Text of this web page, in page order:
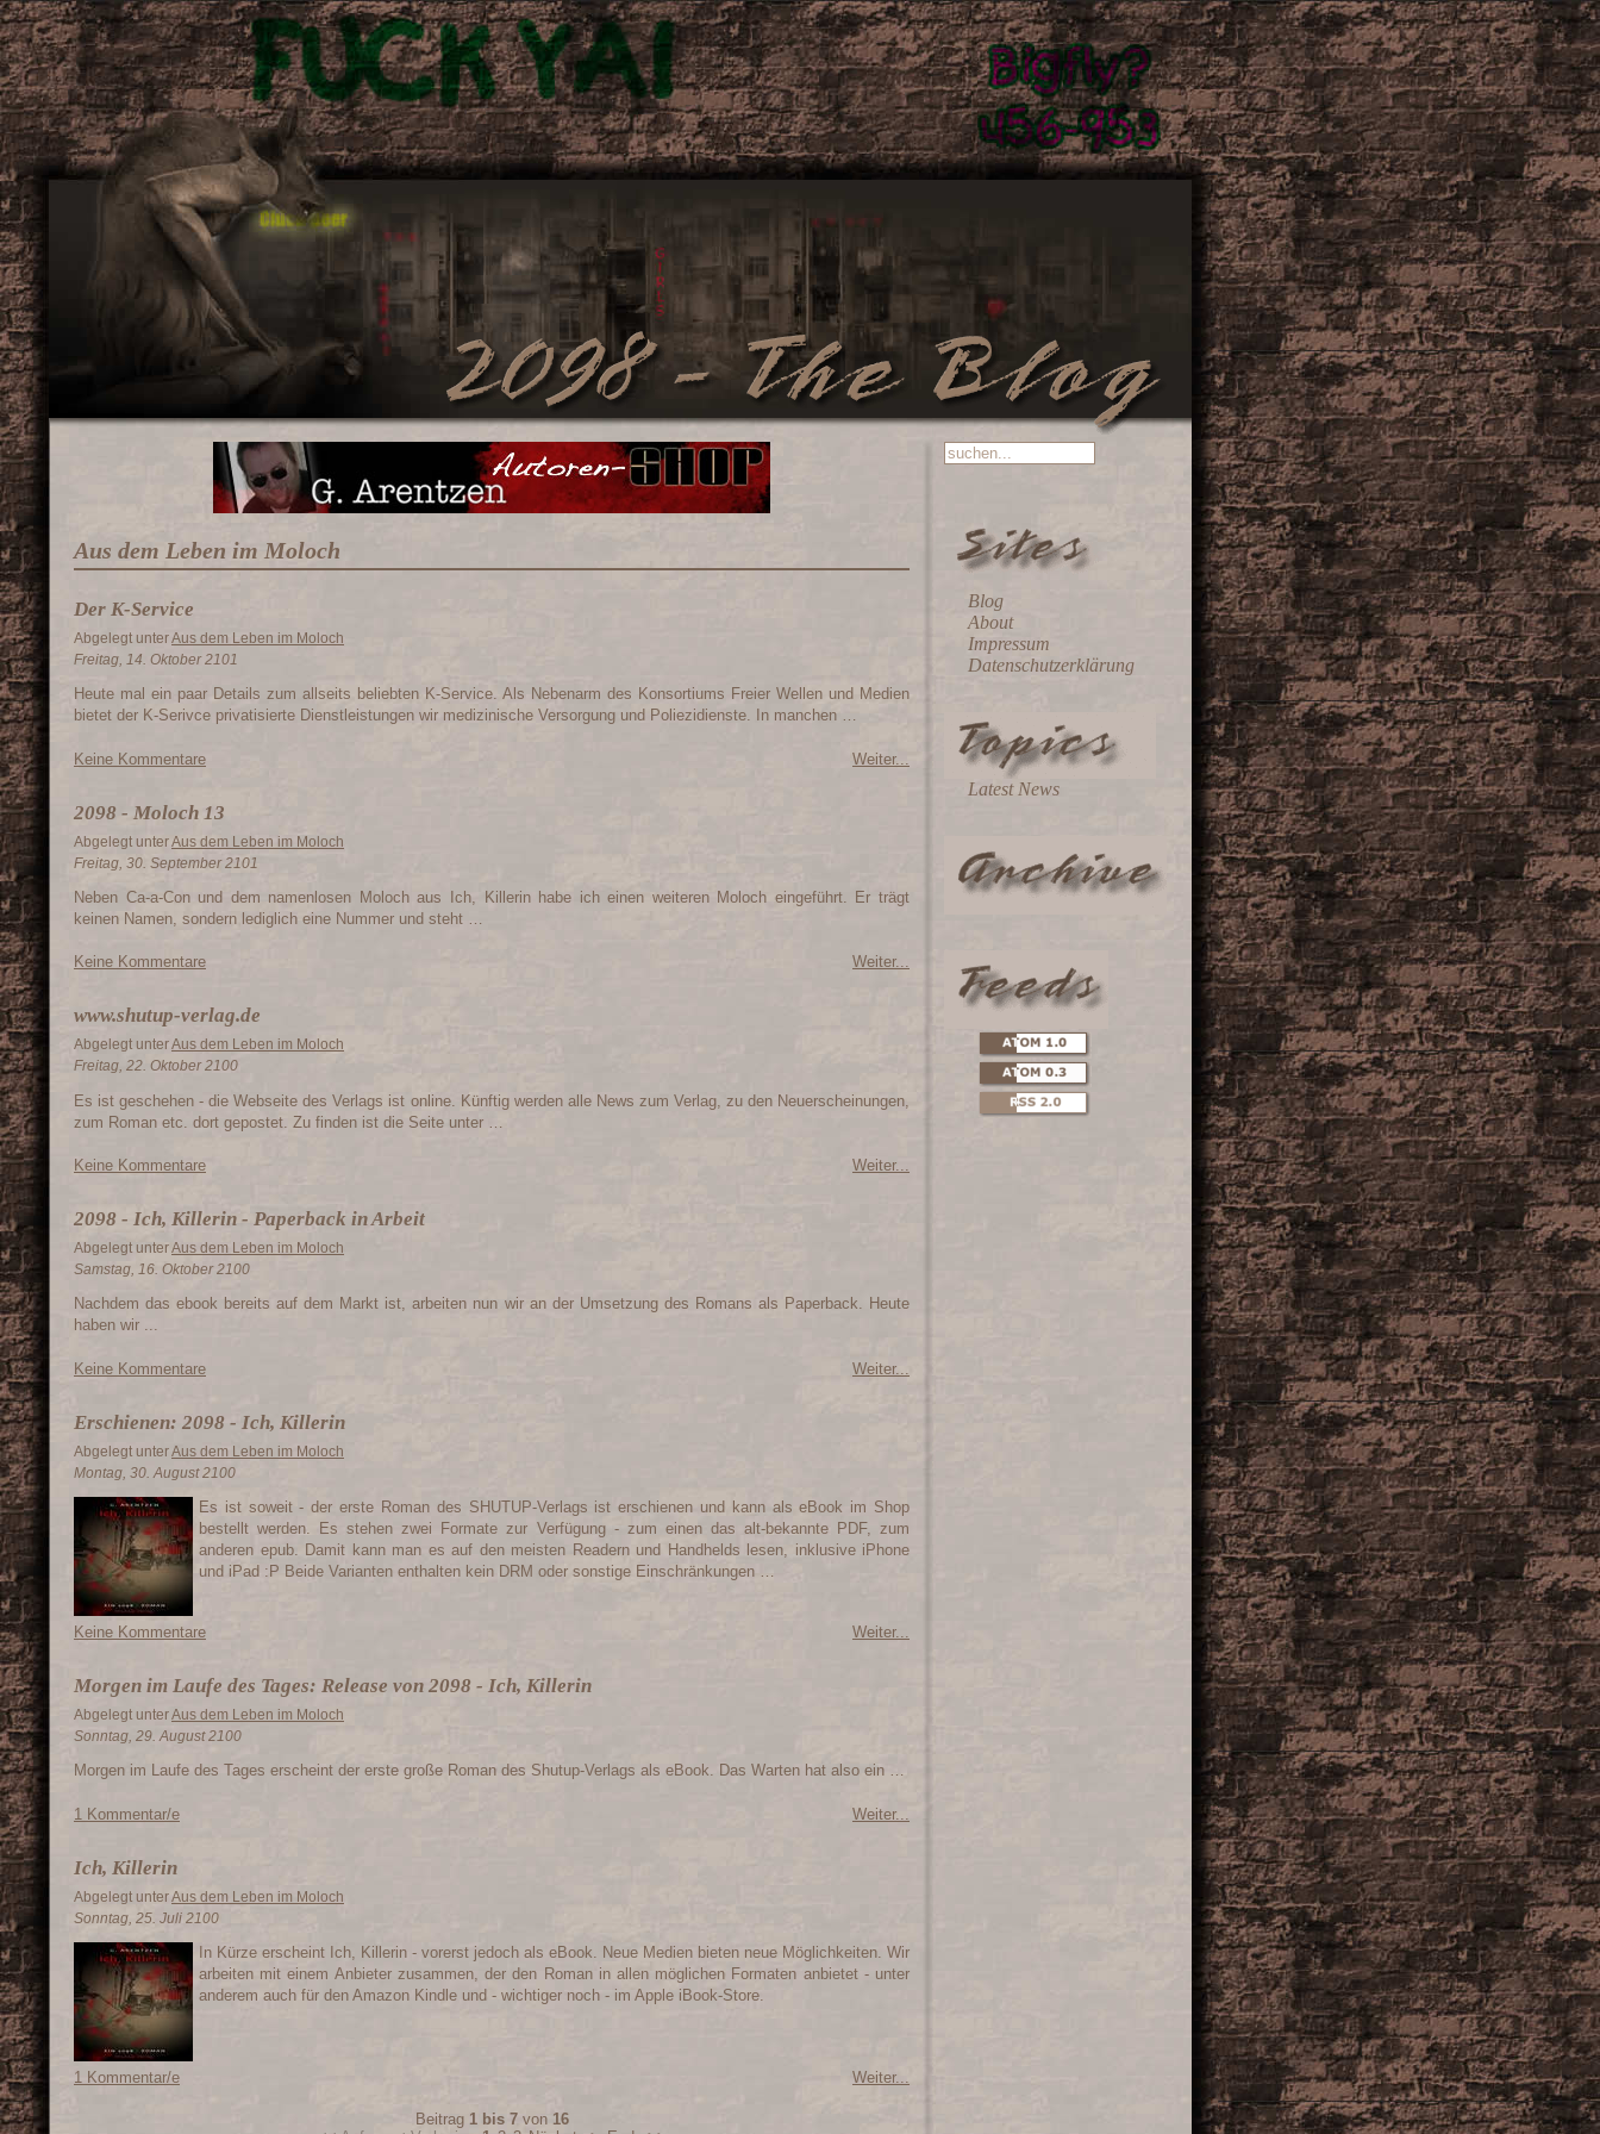
Blog
About
Impressum
Datenschutzerklärung
Latest News
Aus dem Leben im Moloch
Der K-Service
Abgelegt unterAus dem Leben im Moloch
Freitag, 14. Oktober 2101
Heute mal ein paar Details zum allseits beliebten K-Service. Als Nebenarm des Konsortiums Freier Wellen und Medien
bietet der K-Serivce privatisierte Dienstleistungen wir medizinische Versorgung und Poliezidienste. In manchen …
Keine Kommentare Weiter...
2098 - Moloch 13
Abgelegt unterAus dem Leben im Moloch
Freitag, 30. September 2101
Neben Ca-a-Con und dem namenlosen Moloch aus Ich, Killerin habe ich einen weiteren Moloch eingeführt. Er trägt
keinen Namen, sondern lediglich eine Nummer und steht …
Keine Kommentare Weiter...
www.shutup-verlag.de
Abgelegt unterAus dem Leben im Moloch
Freitag, 22. Oktober 2100
Es ist geschehen - die Webseite des Verlags ist online. Künftig werden alle News zum Verlag, zu den Neuerscheinungen,
zum Roman etc. dort gepostet. Zu finden ist die Seite unter …
Keine Kommentare Weiter...
2098 - Ich, Killerin - Paperback in Arbeit
Abgelegt unterAus dem Leben im Moloch
Samstag, 16. Oktober 2100
Nachdem das ebook bereits auf dem Markt ist, arbeiten nun wir an der Umsetzung des Romans als Paperback. Heute
haben wir ...
Keine Kommentare Weiter...
Erschienen: 2098 - Ich, Killerin
Abgelegt unterAus dem Leben im Moloch
Montag, 30. August 2100
Es ist soweit - der erste Roman des SHUTUP-Verlags ist erschienen und kann als eBook im Shop
bestellt werden. Es stehen zwei Formate zur Verfügung - zum einen das alt-bekannte PDF, zum
anderen epub. Damit kann man es auf den meisten Readern und Handhelds lesen, inklusive iPhone
und iPad :P Beide Varianten enthalten kein DRM oder sonstige Einschränkungen …
Keine Kommentare Weiter...
Morgen im Laufe des Tages: Release von 2098 - Ich, Killerin
Abgelegt unterAus dem Leben im Moloch
Sonntag, 29. August 2100
Morgen im Laufe des Tages erscheint der erste große Roman des Shutup-Verlags als eBook. Das Warten hat also ein …
1 Kommentar/e Weiter...
Ich, Killerin
Abgelegt unterAus dem Leben im Moloch
Sonntag, 25. Juli 2100
In Kürze erscheint Ich, Killerin - vorerst jedoch als eBook. Neue Medien bieten neue Möglichkeiten. Wir
arbeiten mit einem Anbieter zusammen, der den Roman in allen möglichen Formaten anbietet - unter
anderem auch für den Amazon Kindle und - wichtiger noch - im Apple iBook-Store.
1 Kommentar/e Weiter...
Beitrag 1 bis 7von 16